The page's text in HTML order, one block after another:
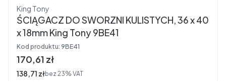
Producent
King Tony
ŚCIĄGACZ DO SWORZNI KULISTYCH, 36 x 40
x 18mm King Tony 9BE41
Kod produktu: 9BE41
Cena brutto
170,61 zł
Cena netto
138,71 złbez 23% VAT